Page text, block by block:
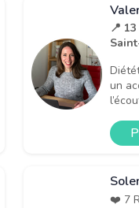
📍
un
❤️ 7